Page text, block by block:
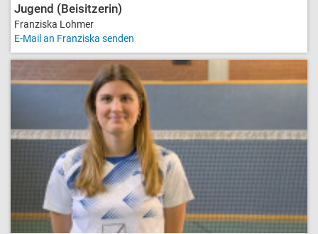
Jugend (Beisitzerin)
Franziska Lohmer
E-Mail an Franziska senden